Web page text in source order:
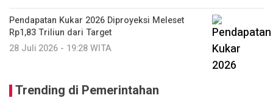
Pendapatan Kukar 2026 Diproyeksi Meleset
Rp1,83 Triliun dari Target
28 Juli 2026 - 19:28 WITA
Trending di Pemerintahan